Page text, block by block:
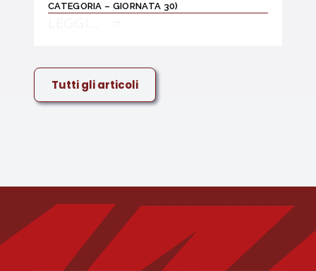
CATEGORIA – GIORNATA 30)
Tutti gli articoli